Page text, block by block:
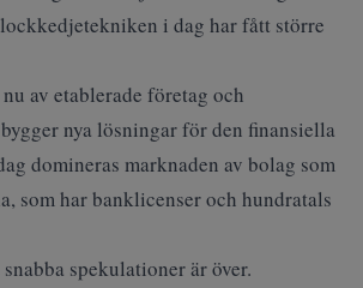
i dag har fått större
av etablerade företag och
nya lösningar för den finansiella
domineras marknaden av bolag som
som har banklicenser och hundratals
spekulationer är över.